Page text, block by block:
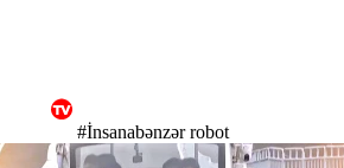
#İnsanabənzər robot